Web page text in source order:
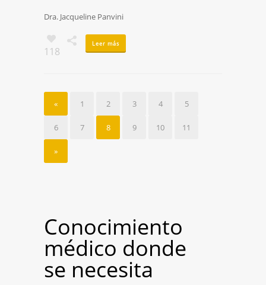
Dra. Jacqueline Panvini
118
Leer más
« 1 2 3 4 5
6 7 8 9 10 11
»
Conocimiento
médico donde
se necesita